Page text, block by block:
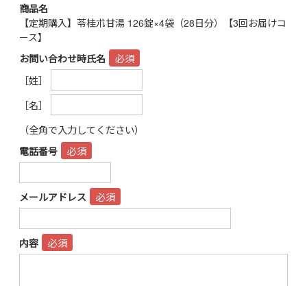
商品名
【定期購入】苓桂朮甘湯 126錠×4袋（28日分）【3回お届けコ
ース】
お問い合わせ時氏名
［姓］
［名］
（全角で入力してください）
電話番号
メールアドレス
内容